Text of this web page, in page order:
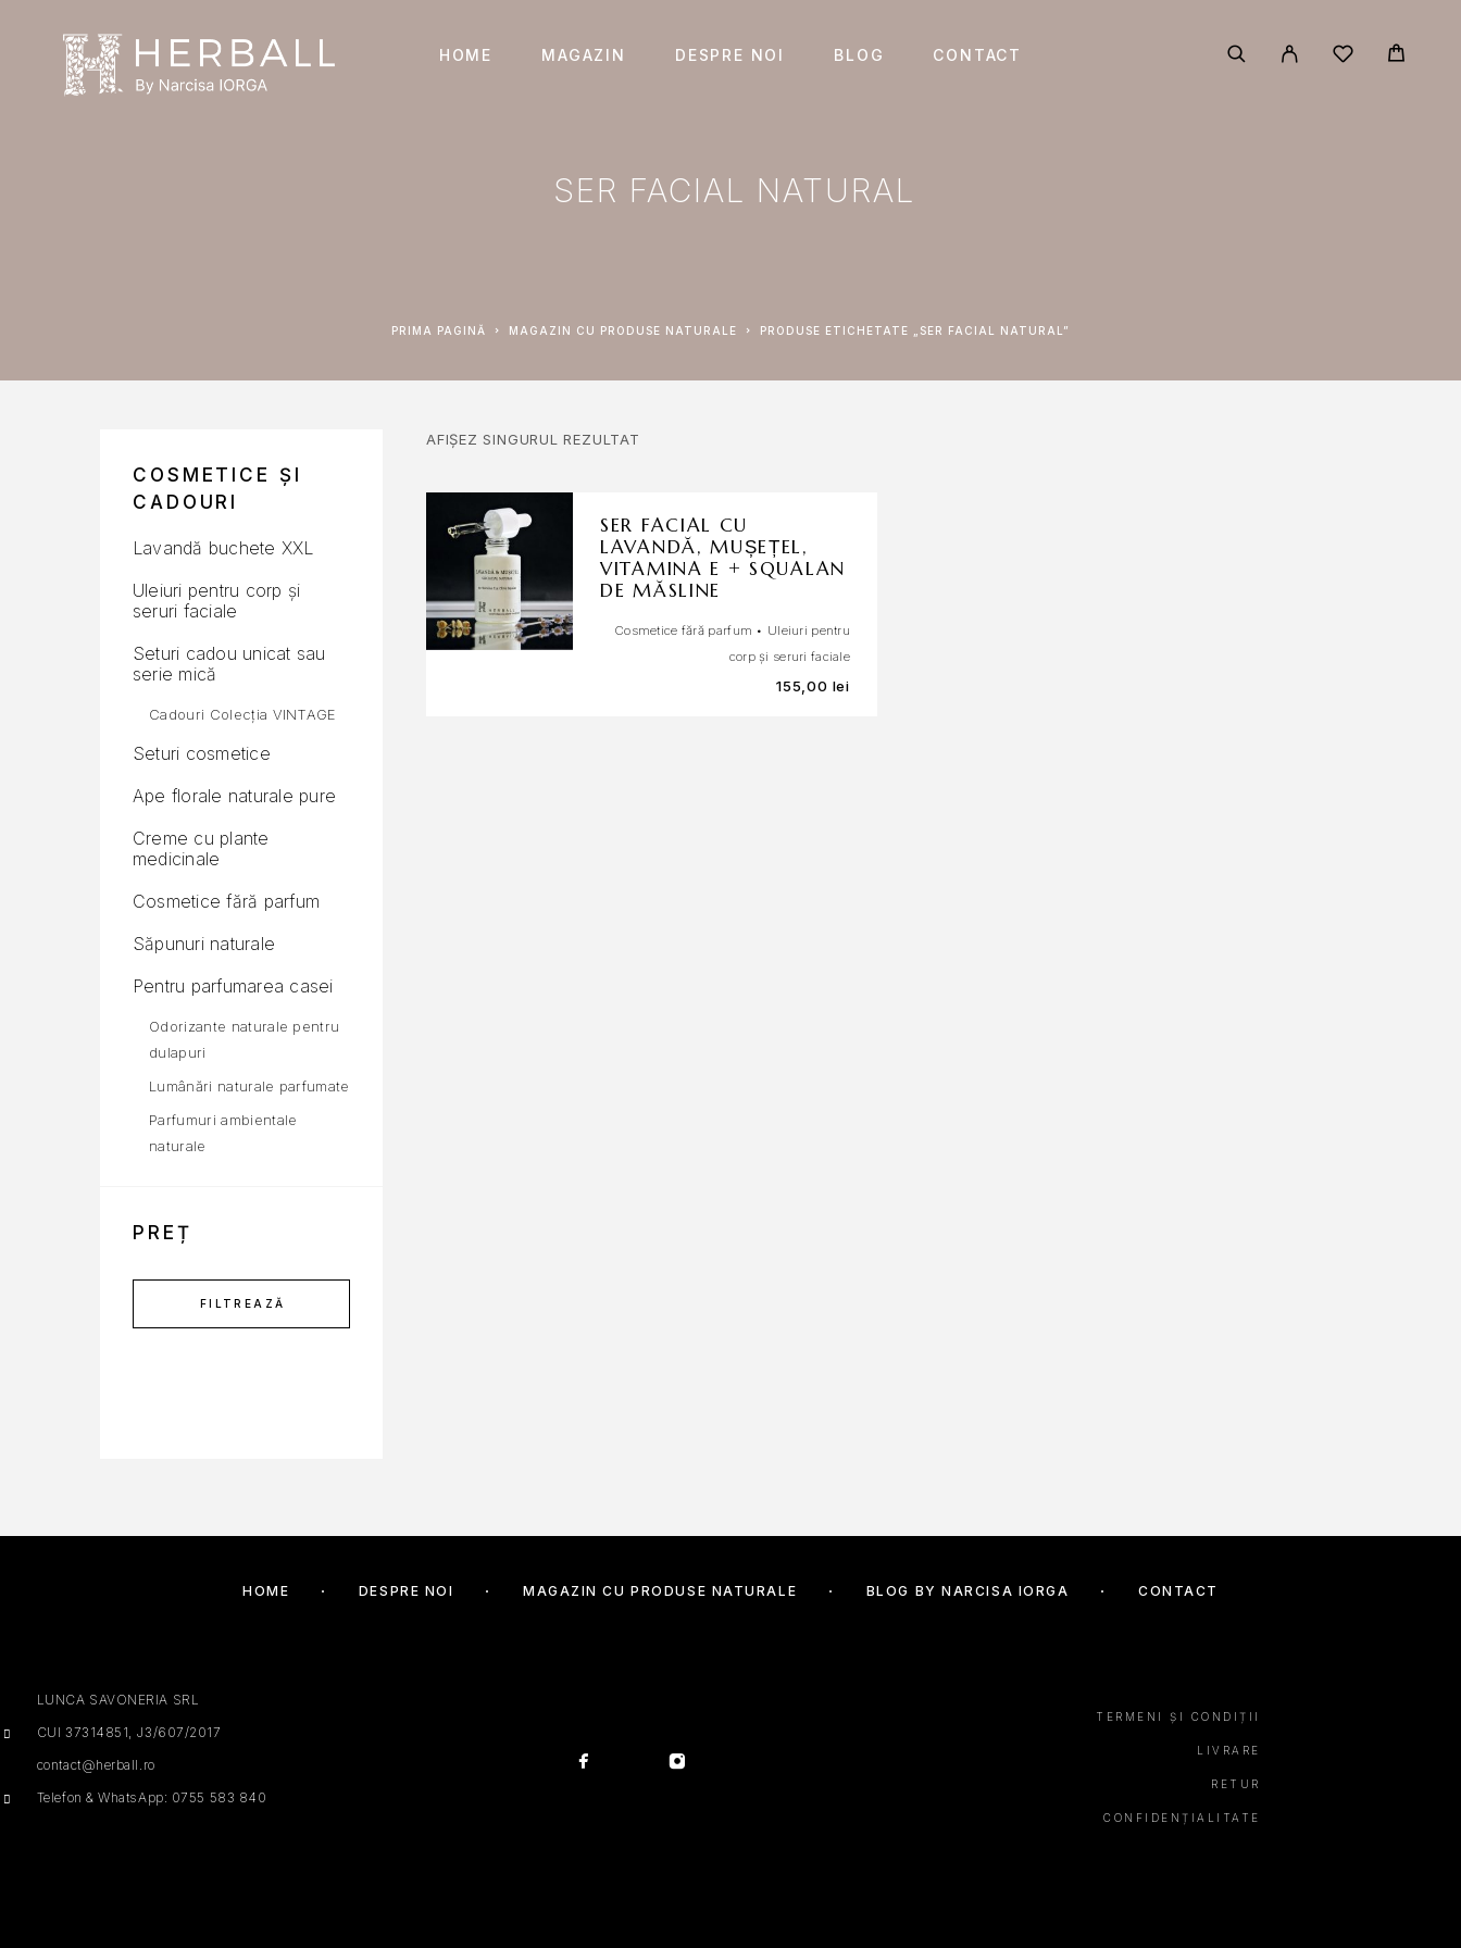
HOME MAGAZIN DESPRE NOI BLOG CONTACT
SER FACIAL NATURAL
PRIMA PAGINĂ MAGAZIN CU PRODUSE NATURALE PRODUSE ETICHETATE „SER FACIAL NATURAL”
COSMETICE ȘI
CADOURI
Lavandă buchete XXL
Uleiuri pentru corp și
seruri faciale
Seturi cadou unicat sau
serie mică
Cadouri Colecția VINTAGE
Seturi cosmetice
Ape florale naturale pure
Creme cu plante
medicinale
Cosmetice fără parfum
Săpunuri naturale
Pentru parfumarea casei
Odorizante naturale pentru
dulapuri
Lumânări naturale parfumate
Parfumuri ambientale
naturale
PREȚ
FILTREAZĂ
AFIȘEZ SINGURUL REZULTAT
SER FACIAL CU
LAVANDĂ, MUȘEȚEL,
VITAMINA E + SQUALAN
DE MĂSLINE
Cosmetice fără parfum • Uleiuri pentru
corp și seruri faciale
155,00 lei
HOME DESPRE NOI MAGAZIN CU PRODUSE NATURALE BLOG BY NARCISA IORGA CONTACT
LUNCA SAVONERIA SRL
CUI 37314851, J3/607/2017
contact@herball.ro
Telefon & WhatsApp: 0755 583 840
TERMENI ȘI CONDIȚII
LIVRARE
RETUR
CONFIDENȚIALITATE